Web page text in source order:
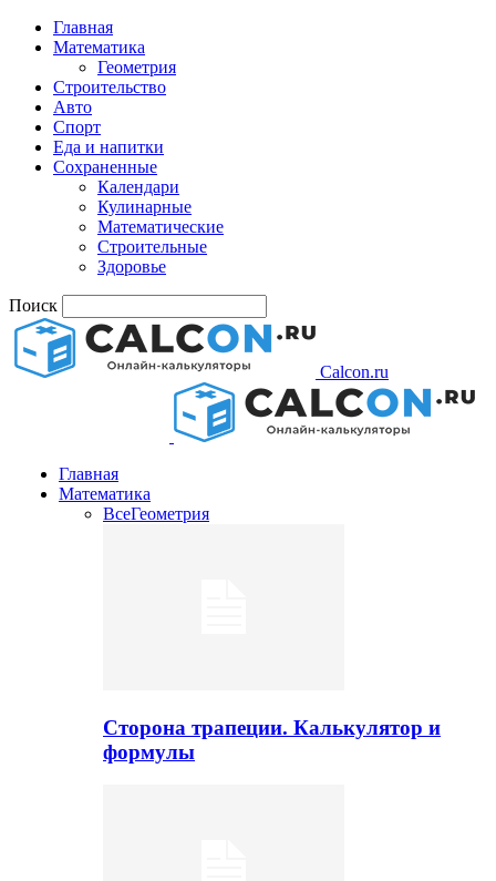
Главная
Математика
Геометрия
Строительство
Авто
Спорт
Еда и напитки
Сохраненные
Календари
Кулинарные
Математические
Строительные
Здоровье
Поиск
Calcon.ru
Главная
Математика
ВсеГеометрия
Сторона трапеции. Калькулятор и
формулы